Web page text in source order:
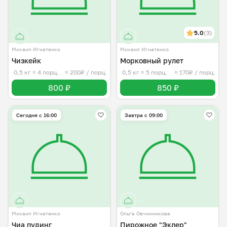
Михаил Игнатенко
Чизкейк
0,5 кг ≈ 4 порц. ≈ 200₽ / порц.
800 ₽
5.0(3)
Михаил Игнатенко
Морковный рулет
0,5 кг ≈ 5 порц. ≈ 170₽ / порц.
850 ₽
Сегодня с 16:00
Михаил Игнатенко
Чиа пудинг
Завтра c 09:00
Ольга Овчинникова
Пирожное "Эклер"